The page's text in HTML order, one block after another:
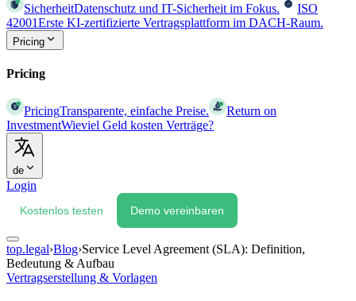
SicherheitDatenschutz und IT-Sicherheit im Fokus.
ISO
42001Erste KI-zertifizierte Vertragsplattform im DACH-Raum.
Pricing
Pricing
PricingTransparente, einfache Preise.
Return on
InvestmentWieviel Geld kosten Verträge?
de
Login
Kostenlos testen Demo vereinbaren
top.legal›Blog›Service Level Agreement (SLA): Definition,
Bedeutung & Aufbau
Vertragserstellung & Vorlagen